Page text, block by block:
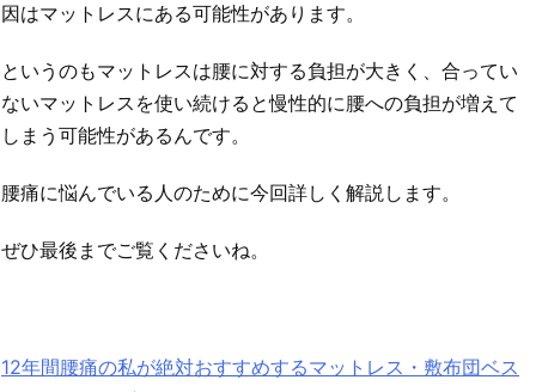
因はマットレスにある可能性があります。
というのもマットレスは腰に対する負担が大きく、合ってい
ないマットレスを使い続けると慢性的に腰への負担が増えて
しまう可能性があるんです。
腰痛に悩んでいる人のために今回詳しく解説します。
ぜひ最後までご覧くださいね。
12年間腰痛の私が絶対おすすめするマットレス・敷布団ベス